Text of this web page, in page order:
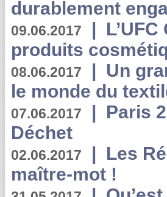
durablement
09.06.2017 |
produits
08.06.2017 | Un
le monde du
07.06.2017 | Paris
Déchet
02.06.2017 | Les
maître-mot !